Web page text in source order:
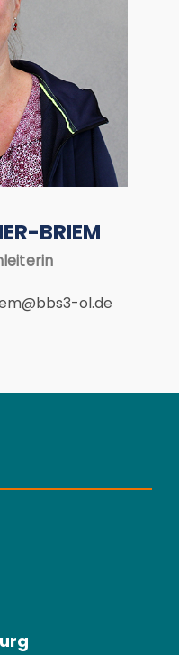
BRIEM
ol.de